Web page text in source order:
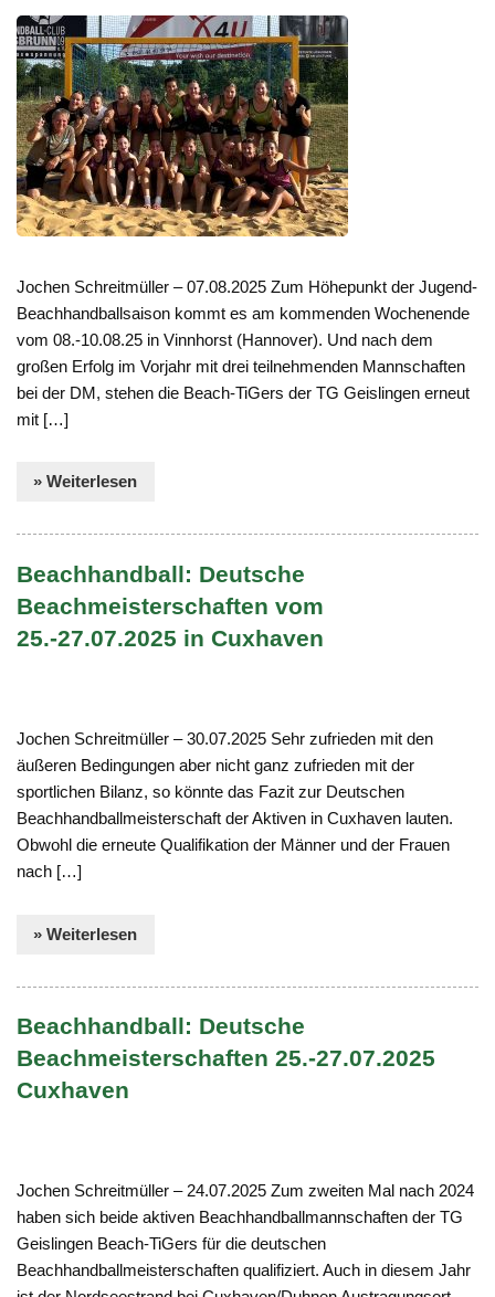
Jochen Schreitmüller – 07.08.2025 Zum Höhepunkt der Jugend-
Beachhandballsaison kommt es am kommenden Wochenende
vom 08.-10.08.25 in Vinnhorst (Hannover). Und nach dem
großen Erfolg im Vorjahr mit drei teilnehmenden Mannschaften
bei der DM, stehen die Beach-TiGers der TG Geislingen erneut
mit […]
» Weiterlesen
Beachhandball: Deutsche
Beachmeisterschaften vom
25.-27.07.2025 in Cuxhaven
Jochen Schreitmüller – 30.07.2025 Sehr zufrieden mit den
äußeren Bedingungen aber nicht ganz zufrieden mit der
sportlichen Bilanz, so könnte das Fazit zur Deutschen
Beachhandballmeisterschaft der Aktiven in Cuxhaven lauten.
Obwohl die erneute Qualifikation der Männer und der Frauen
nach […]
» Weiterlesen
Beachhandball: Deutsche
Beachmeisterschaften 25.-27.07.2025
Cuxhaven
Jochen Schreitmüller – 24.07.2025 Zum zweiten Mal nach 2024
haben sich beide aktiven Beachhandballmannschaften der TG
Geislingen Beach-TiGers für die deutschen
Beachhandballmeisterschaften qualifiziert. Auch in diesem Jahr